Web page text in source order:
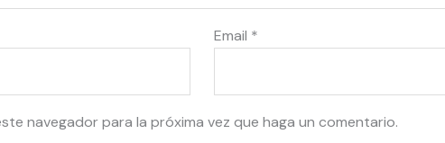
Email *
navegador para la próxima vez que haga un comentario.